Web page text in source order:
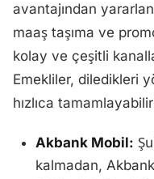
avantajından
maaş taşıma ve
kolay ve çeşitli
Emekliler, diledikleri
hızlıca
Akbank Mobil:
kalmadan,